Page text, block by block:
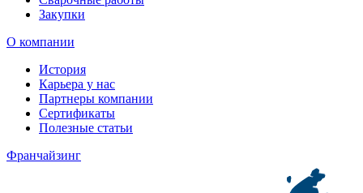
Закупки
О компании
История
Карьера у нас
Партнеры компании
Сертификаты
Полезные статьи
Франчайзинг